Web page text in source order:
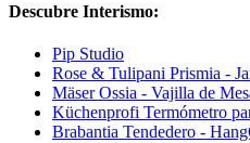
Descubre Interismo:
Pip Studio
Rose & Tulipani Prismia -
Mäser Ossia - Vajilla de
Küchenprofi Termómetro
Brabantia Tendedero -